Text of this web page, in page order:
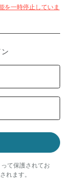
を一時停止していま
て保護されてお
れます。